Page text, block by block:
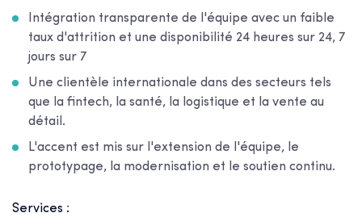
Intégration transparente de l'équipe avec un faible
taux d'attrition et une disponibilité 24 heures sur 24, 7
jours sur 7
Une clientèle internationale dans des secteurs tels
que la fintech, la santé, la logistique et la vente au
détail.
L'accent est mis sur l'extension de l'équipe, le
prototypage, la modernisation et le soutien continu.
Services :